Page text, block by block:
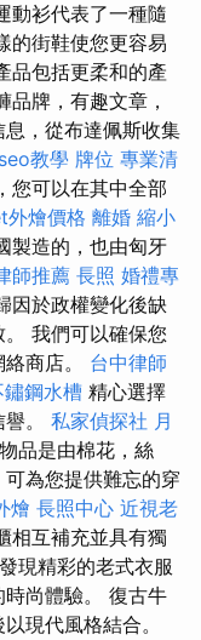
動衫代表了一種隨
的街鞋使您更容易
品包括更柔和的產
牌，有趣文章，
，從布達佩斯收集
教學 牌位 專業清
您可以在其中全部
燴價格 離婚 縮小
製造的，也由匈牙
師推薦 長照 婚禮專
因於政權變化後缺
我們可以確保您
商店。 台中律師
鏽鋼水槽 精心選擇
。 私家偵探社 月
品是由棉花，絲
為您提供難忘的穿
燴 長照中心 近視老
相互補充並具有獨
發現精彩的老式衣服
尚體驗。 復古牛
現代風格結合。